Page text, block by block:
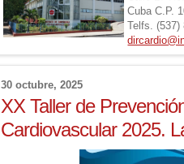
Cuba C.P.
Telfs. (537)
30 octubre, 2025
XX Taller de
Cardiovascular 2025.